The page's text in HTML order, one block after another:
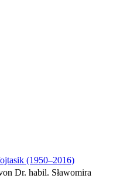
(1950–2016)
Dr. habil. Sławomira